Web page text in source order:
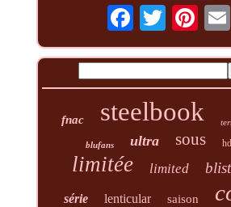
fnac steelbook
blufans ultra sous
limitée limited
série lenticular saison